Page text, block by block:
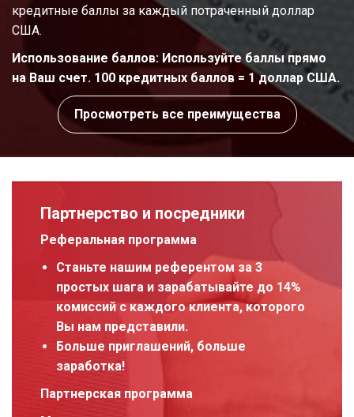
кредитные баллы за каждый потраченный доллар
США.
Использование баллов: Используйте баллы прямо
на Ваш счет. 100 кредитных баллов = 1 доллар США.
Просмотреть все преимущества
Партнерство и посредники
Реферальная программа
Станьте нашим референтом за 3
простых шага и зарабатывайте до 14%
комиссий с каждого клиента, которого
Вы нам представили.
Больше приглашений, больше
заработка!
Партнерская программа